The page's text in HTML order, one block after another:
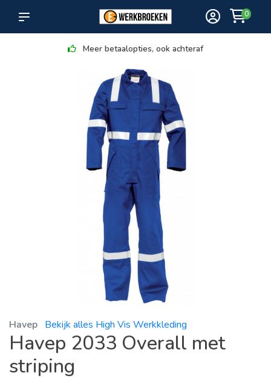
0
Meer betaalopties, ook achteraf
Havep Bekijk alles High Vis Werkkleding
Havep 2033 Overall met
striping